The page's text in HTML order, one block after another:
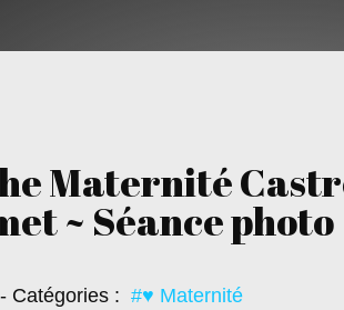
Maternité
~ Séance photo
- Catégories : #♥ Maternité